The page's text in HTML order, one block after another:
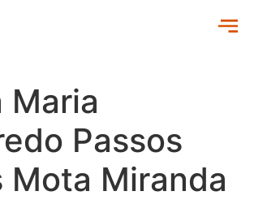
Maria
Passos
Mota Miranda